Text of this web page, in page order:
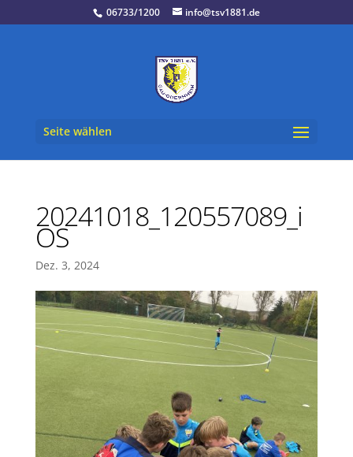
06733/1200 info@tsv1881.de
Seite wählen
20241018_120557089_i
OS
Dez. 3, 2024